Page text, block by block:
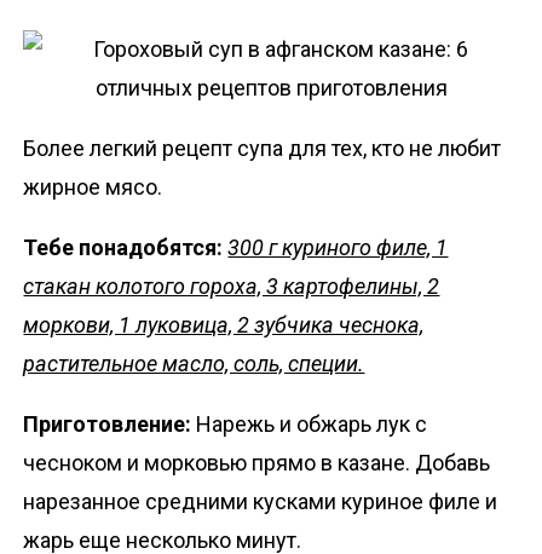
Более легкий рецепт супа для тех, кто не любит
жирное мясо.
Тебе понадобятся:300 г куриного филе, 1
стакан колотого гороха, 3 картофелины, 2
моркови, 1 луковица, 2 зубчика чеснока,
растительное масло, соль, специи.
Приготовление: Нарежь и обжарь лук с
чесноком и морковью прямо в казане. Добавь
нарезанное средними кусками куриное филе и
жарь еще несколько минут.